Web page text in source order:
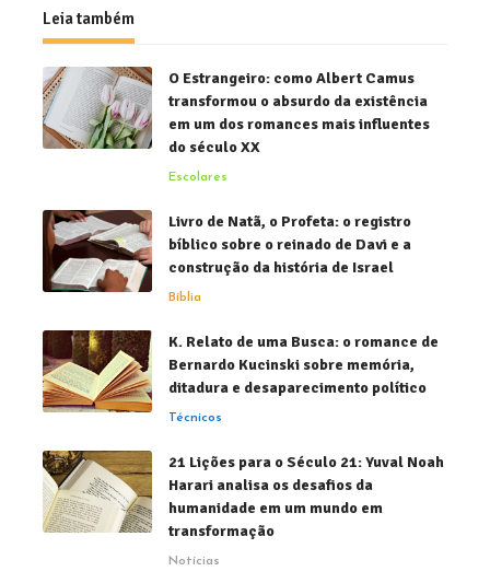
Leia também
O Estrangeiro: como Albert Camus
transformou o absurdo da existência
em um dos romances mais influentes
do século XX
Escolares
Livro de Natã, o Profeta: o registro
bíblico sobre o reinado de Davi e a
construção da história de Israel
Bíblia
K. Relato de uma Busca: o romance de
Bernardo Kucinski sobre memória,
ditadura e desaparecimento político
Técnicos
21 Lições para o Século 21: Yuval Noah
Harari analisa os desafios da
humanidade em um mundo em
transformação
Notícias